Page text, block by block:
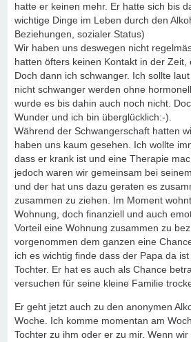
hatte er keinen mehr. Er hatte sich bis
wichtige Dinge im Leben durch den
Beziehungen, sozialer Status)
Wir haben uns deswegen nicht
hatten öfters keinen Kontakt in der Zeit,
Doch dann ich schwanger. Ich sollte
nicht schwanger werden ohne
wurde es bis dahin auch noch nicht.
Wunder und ich bin überglücklich:-).
Während der Schwangerschaft hatten
haben uns kaum gesehen. Ich wollte
dass er krank ist und eine Therapie
jedoch waren wir gemeinsam bei
und der hat uns dazu geraten es
zusammen zu ziehen. Im Moment
Wohnung, doch finanziell und auch
Vorteil eine Wohnung zusammen zu
vorgenommen dem ganzen eine
ich es wichtig finde dass der Papa da
Tochter. Er hat es auch als Chance
versuchen für seine kleine Familie
Er geht jetzt auch zu den anonymen
Woche. Ich komme momentan am
Tochter zu ihm oder er zu mir. Wenn